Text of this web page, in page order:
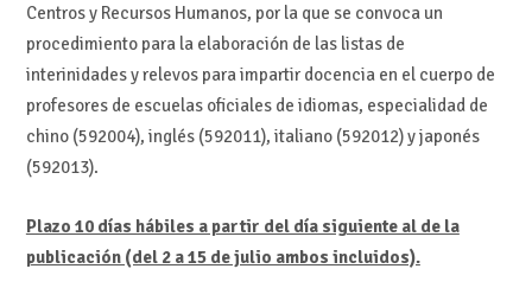
Centros y Recursos Humanos, por la que se convoca un
procedimiento para la elaboración de las listas de
interinidades y relevos para impartir docencia en el cuerpo de
profesores de escuelas oficiales de idiomas, especialidad de
chino (592004), inglés (592011), italiano (592012) y japonés
(592013).
Plazo 10 días hábiles a partir del día siguiente al de la
publicación (del 2 a 15 de julio ambos incluidos).